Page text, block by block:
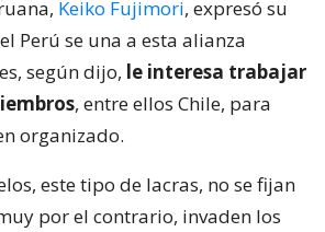
Keiko Fujimori, expresó su
Perú se una a esta alianza
según dijo, le interesa trabajar
, entre ellos Chile, para
organizado.
este tipo de lacras, no se fijan
por el contrario, invaden los